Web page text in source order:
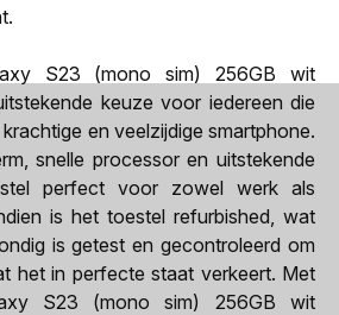
S23 (mono sim) 256GB wit
keuze voor iedereen die
en veelzijdige smartphone.
snelle processor en uitstekende
perfect voor zowel werk als
is het toestel refurbished, wat
is getest en gecontroleerd om
het in perfecte staat verkeert. Met
S23 (mono sim) 256GB wit